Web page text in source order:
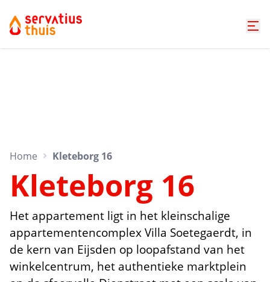
Home Kleteborg 16
Kleteborg 16
Het appartement ligt in het kleinschalige
appartementencomplex Villa Soetegaerdt, in
de kern van Eijsden op loopafstand van het
winkelcentrum, het authentieke marktplein